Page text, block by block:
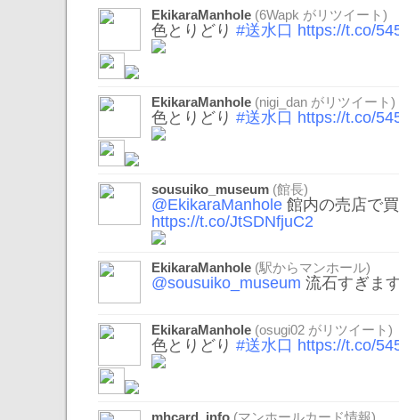
EkikaraManhole (6Wapk がリツイート)
色とりどり #送水口 https://t.co/
EkikaraManhole (nigi_dan がリツイート)
色とりどり #送水口 https://t.co/
sousuiko_museum (館長)
@EkikaraManhole 館内の売店で
https://t.co/JtSDNfjuC2
EkikaraManhole (駅からマンホール)
@sousuiko_museum 流石すぎま
EkikaraManhole (osugi02 がリツイート)
色とりどり #送水口 https://t.co/